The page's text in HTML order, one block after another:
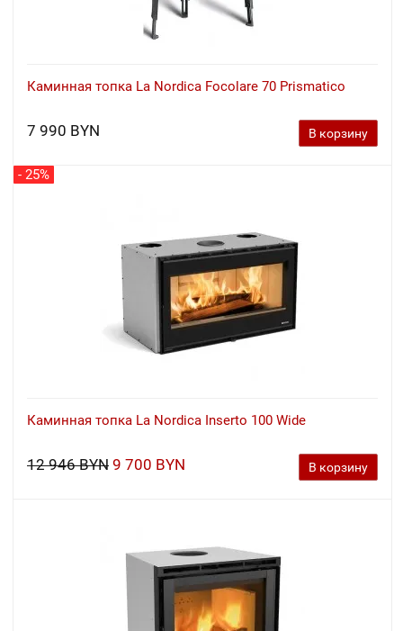
Каминная топка La Nordica Focolare 70 Prismatico
7 990 BYN В корзину
- 25%
Каминная топка La Nordica Inserto 100 Wide
12 946 BYN 9 700 BYN В корзину